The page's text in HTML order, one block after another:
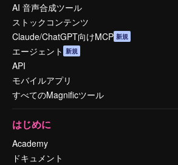
AI 音声合成ツール
ストックコンテンツ
Claude/ChatGPT向けMCP 新規
エージェント 新規
API
モバイルアプリ
すべてのMagnificツール
はじめに
Academy
ドキュメント